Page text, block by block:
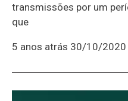
transmissões por um
que
5 anos atrás 30/10/2020